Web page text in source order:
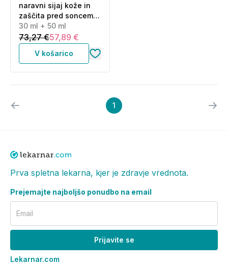
naravni sijaj kože in
zaščita pred soncem -
Activ Cg korektivni
serum in Sun Ultra
Fluid ZF50 (30 ml + 50
30 ml + 50 ml
73,27 €57,89 €
V košarico
1
Prva spletna lekarna, kjer je zdravje vrednota.
Prejemajte najboljšo ponudbo na email
Email
Prijavite se
Lekarnar.com